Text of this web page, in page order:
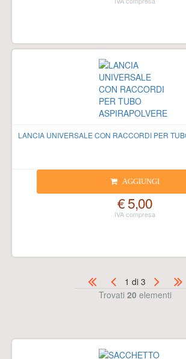
LANCIA UNIVERSALE CON RACCORDI PER
AGGIUNGI
€ 5,00
1 di 3
Trovati 20 elementi